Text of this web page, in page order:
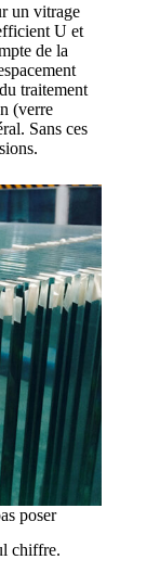
un vitrage
U et
de la
traitement
(verre
Sans ces
poser
chiffre.